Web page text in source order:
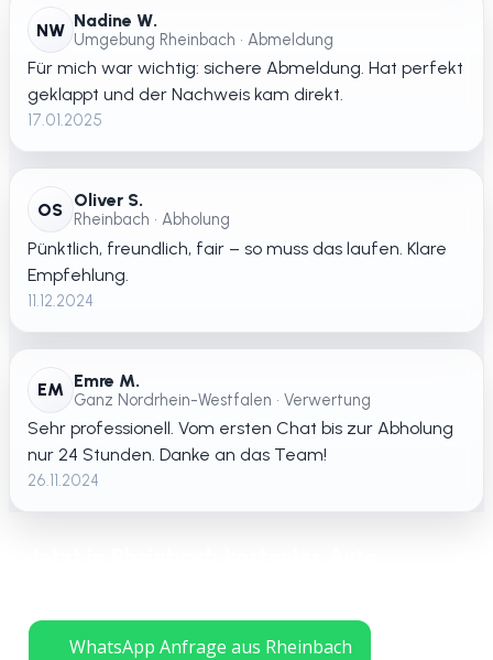
NW Nadine W.
Umgebung Rheinbach • Abmeldung
Für mich war wichtig: sichere Abmeldung. Hat perfekt
geklappt und der Nachweis kam direkt.
17.01.2025
OS Oliver S.
Rheinbach • Abholung
Pünktlich, freundlich, fair – so muss das laufen. Klare
Empfehlung.
11.12.2024
EM Emre M.
Ganz Nordrhein-Westfalen • Verwertung
Sehr professionell. Vom ersten Chat bis zur Abholung
nur 24 Stunden. Danke an das Team!
26.11.2024
WhatsApp Anfrage aus Rheinbach